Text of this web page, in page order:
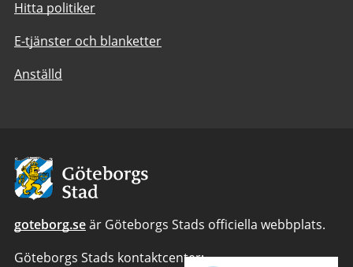
Hitta politiker
E-tjänster och blanketter
Anställd
Avsändare:
Göteborgs
Stad
goteborg.seär Göteborgs Stads officiella webbplats.
Göteborgs Stads kontaktcenter: